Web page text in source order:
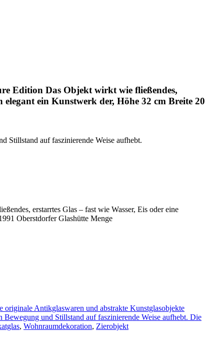
Edition Das Objekt wirkt wie fließendes,
elegant ein Kunstwerk der, Höhe 32 cm Breite 20
Stillstand auf faszinierende Weise aufhebt.
erstarrtes Glas – fast wie Wasser, Eis oder eine
Oberstdorfer Glashütte Menge
originale Antikglaswaren und abstrakte Kunstglasobjekte
Bewegung und Stillstand auf faszinierende Weise aufhebt. Die
, Wohnraumdekoration, Zierobjekt